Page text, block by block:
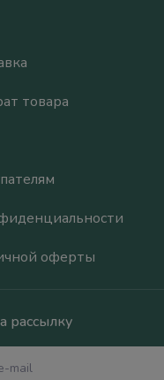
товара
оферты
рассылку